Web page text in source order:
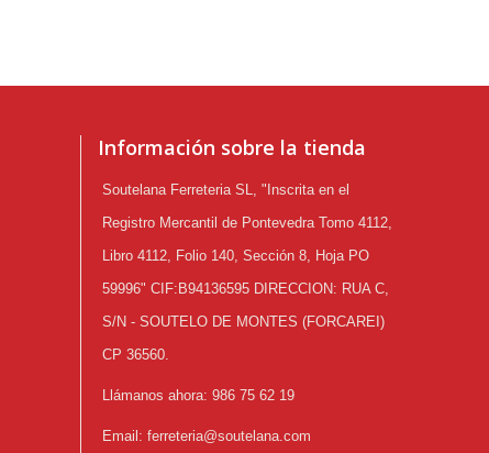
Información sobre la tienda
Soutelana Ferreteria SL, "Inscrita en el
Registro Mercantil de Pontevedra Tomo 4112,
Libro 4112, Folio 140, Sección 8, Hoja PO
59996" CIF:B94136595 DIRECCION: RUA C,
S/N - SOUTELO DE MONTES (FORCAREI)
CP 36560.
Llámanos ahora: 986 75 62 19
Email: ferreteria@soutelana.com